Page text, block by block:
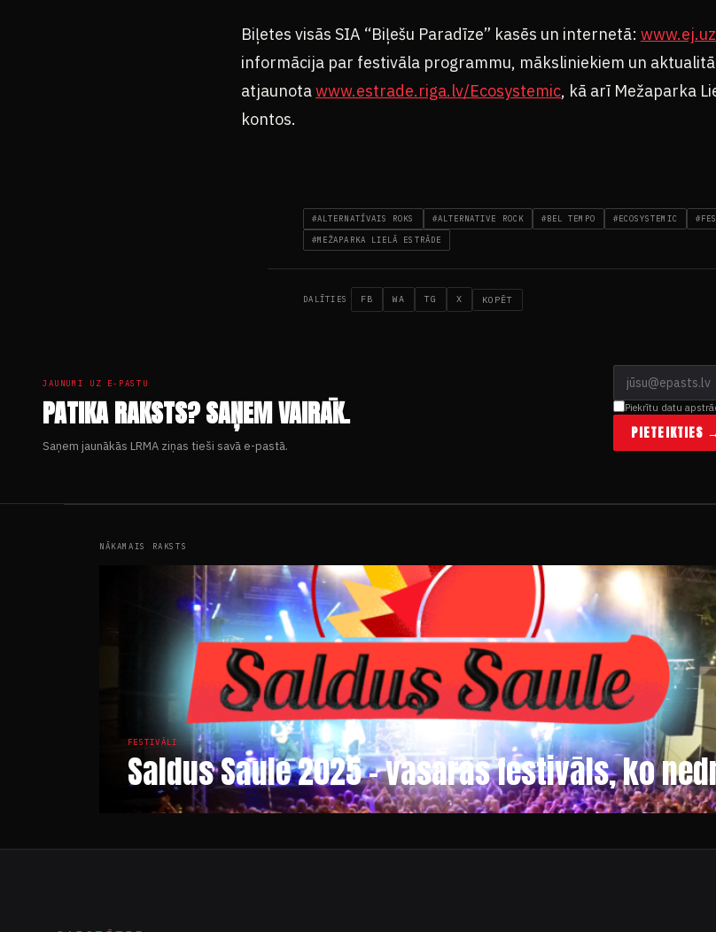
Biļetes visās SIA “Biļešu Paradīze” kasēs un internetā:
informācija par festivāla programmu, māksliniekiem un
atjaunotawww.estrade.riga.lv/Ecosystemic, kā arī Mežaparka
kontos.
#ALTERNATĪVAIS ROKS #ALTERNATIVE ROCK #BEL TEMPO #ECOSYSTEMIC
#MEŽAPARKA LIELĀ ESTRĀDE
DALĪTIES FB WA TG X KOPĒT
JAUNUMI UZ E-PASTU
PATIKA RAKSTS? SAŅEM VAIRĀK.
Saņem jaunākās LRMA ziņas tieši savā e-pastā.
Piekrītu datu
PIETEIKTIES →
NĀKAMAIS RAKSTS
FESTIVĀLI
Saldus Saule 2025 – vasaras festivāls, ko